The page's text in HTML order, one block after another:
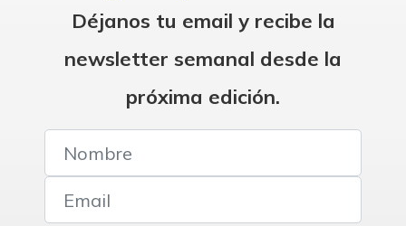
Déjanos tu email y recibe la
newsletter semanal desde la
próxima edición.